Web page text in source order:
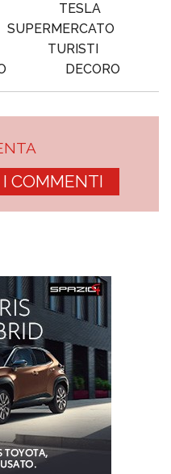
TESLA
SUPERMERCATO
TURISTI
DECORO
COMMENTI